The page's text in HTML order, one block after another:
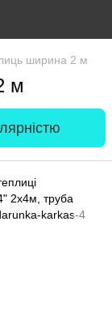
ширина 2 м
м